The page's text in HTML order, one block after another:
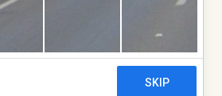
de 2026